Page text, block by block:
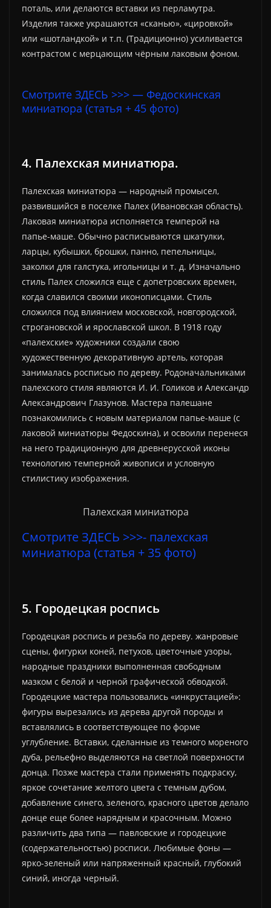
поталь, или делаются вставки из перламутра.
Изделия также украшаются «сканью», «цировкой»
или «шотландкой» и т.п. (Традиционно) усиливается
контрастом с мерцающим чёрным лаковым фоном.
Смотрите ЗДЕСЬ >>> — Федоскинская
миниатюра (статья + 45 фото)
4. Палехская миниатюра.
Палехская миниатюра — народный промысел,
развившийся в поселке Палех (Ивановская область).
Лаковая миниатюра исполняется темперой на
папье-маше. Обычно расписываются шкатулки,
ларцы, кубышки, брошки, панно, пепельницы,
заколки для галстука, игольницы и т. д. Изначально
стиль Палех сложился еще с допетровских времен,
когда славился своими иконописцами. Стиль
сложился под влиянием московской, новгородской,
строгановской и ярославской школ. В 1918 году
«палехские» художники создали свою
художественную декоративную артель, которая
занималась росписью по дереву. Родоначальниками
палехского стиля являются И. И. Голиков и Александр
Александрович Глазунов. Мастера палешане
познакомились с новым материалом папье-маше (с
лаковой миниатюры Федоскина), и освоили перенеся
на него традиционную для древнерусской иконы
технологию темперной живописи и условную
стилистику изображения.
Палехская миниатюра
Смотрите ЗДЕСЬ >>>- палехская
миниатюра (статья + 35 фото)
5. Городецкая роспись
Городецкая роспись и резьба по дереву. жанровые
сцены, фигурки коней, петухов, цветочные узоры,
народные праздники выполненная свободным
мазком с белой и черной графической обводкой.
Городецкие мастера пользовались «инкрустацией»:
фигуры вырезались из дерева другой породы и
вставлялись в соответствующее по форме
углубление. Вставки, сделанные из темного мореного
дуба, рельефно выделяются на светлой поверхности
донца. Позже мастера стали применять подкраску,
яркое сочетание желтого цвета с темным дубом,
добавление синего, зеленого, красного цветов делало
донце еще более нарядным и красочным. Можно
различить два типа — павловские и городецкие
(содержательностью) росписи. Любимые фоны —
ярко-зеленый или напряженный красный, глубокий
синий, иногда черный.